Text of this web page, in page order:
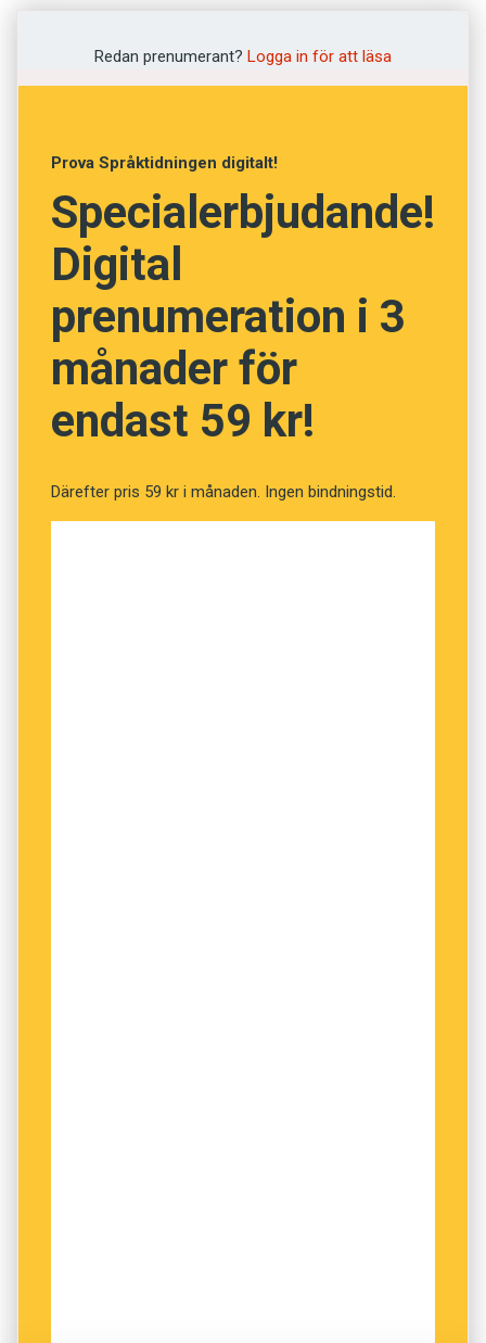
hemliga makthavare. Ett sådant exempel är
Expo: ”Konspirationismen fungerar som en
global alternativ politisk berättelse om
världen.”
Redan prenumerant? Logga in för att läsa
Prova Språktidningen digitalt!
Specialerbjudande!
Digital
prenumeration i 3
månader för
endast 59 kr!
Därefter pris 59 kr i månaden. Ingen bindningstid.